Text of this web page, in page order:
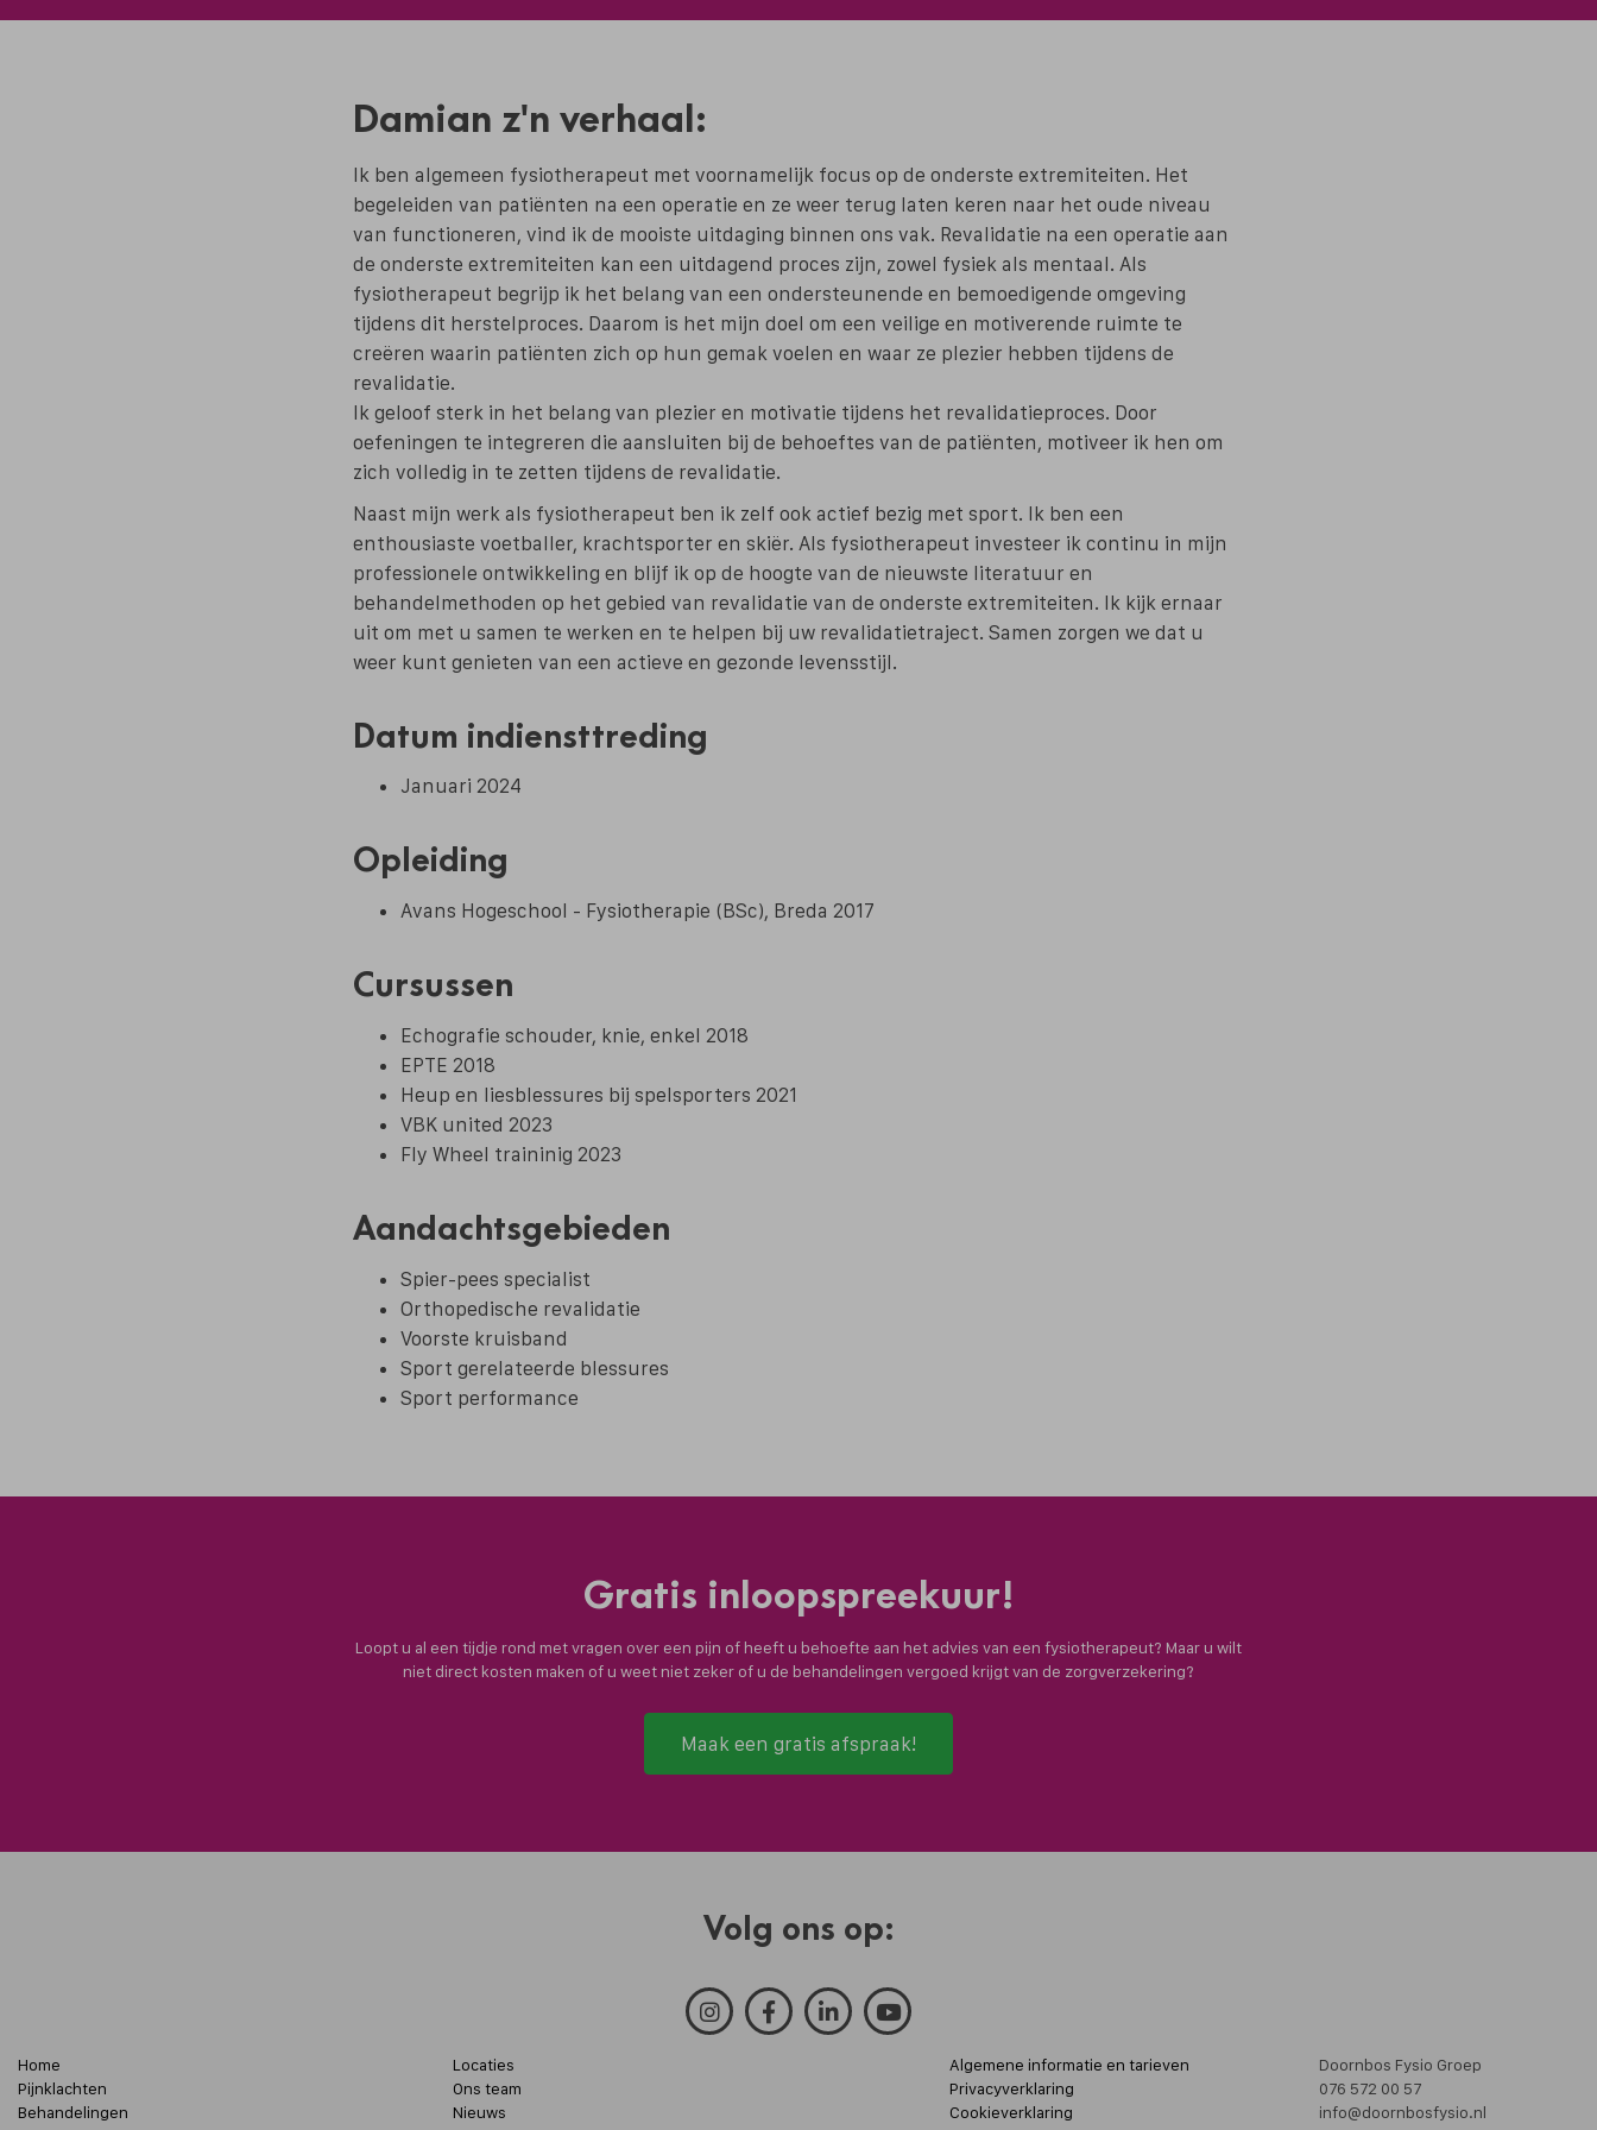
Damian z'n verhaal:
Ik ben algemeen fysiotherapeut met voornamelijk focus op de onderste extremiteiten. Het
begeleiden van patiënten na een operatie en ze weer terug laten keren naar het oude niveau
van functioneren, vind ik de mooiste uitdaging binnen ons vak. Revalidatie na een operatie aan
de onderste extremiteiten kan een uitdagend proces zijn, zowel fysiek als mentaal. Als
fysiotherapeut begrijp ik het belang van een ondersteunende en bemoedigende omgeving
tijdens dit herstelproces. Daarom is het mijn doel om een veilige en motiverende ruimte te
creëren waarin patiënten zich op hun gemak voelen en waar ze plezier hebben tijdens de
revalidatie.
Ik geloof sterk in het belang van plezier en motivatie tijdens het revalidatieproces. Door
oefeningen te integreren die aansluiten bij de behoeftes van de patiënten, motiveer ik hen om
zich volledig in te zetten tijdens de revalidatie.
Naast mijn werk als fysiotherapeut ben ik zelf ook actief bezig met sport. Ik ben een
enthousiaste voetballer, krachtsporter en skiër. Als fysiotherapeut investeer ik continu in mijn
professionele ontwikkeling en blijf ik op de hoogte van de nieuwste literatuur en
behandelmethoden op het gebied van revalidatie van de onderste extremiteiten. Ik kijk ernaar
uit om met u samen te werken en te helpen bij uw revalidatietraject. Samen zorgen we dat u
weer kunt genieten van een actieve en gezonde levensstijl.
Datum indiensttreding
Januari 2024
Opleiding
Avans Hogeschool - Fysiotherapie (BSc), Breda 2017
Cursussen
Echografie schouder, knie, enkel 2018
EPTE 2018
Heup en liesblessures bij spelsporters 2021
VBK united 2023
Fly Wheel traininig 2023
Aandachtsgebieden
Spier-pees specialist
Orthopedische revalidatie
Voorste kruisband
Sport gerelateerde blessures
Sport performance
Gratis inloopspreekuur!
Loopt u al een tijdje rond met vragen over een pijn of heeft u behoefte aan het advies van een fysiotherapeut? Maar u wilt
niet direct kosten maken of u weet niet zeker of u de behandelingen vergoed krijgt van de zorgverzekering?
Maak een gratis afspraak!
Volg ons op:
Home
Pijnklachten
Behandelingen
Locaties
Ons team
Nieuws
Algemene informatie en tarieven
Privacyverklaring
Cookieverklaring
Doornbos Fysio Groep
076 572 00 57
info@doornbosfysio.nl